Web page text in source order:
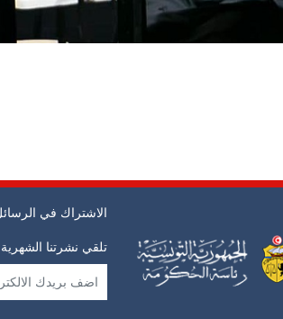
الاشتراك في
تلقي نشرتنا الشهرية